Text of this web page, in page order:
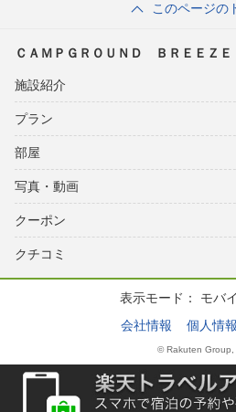
このページの
ＣＡＭＰＧＲＯＵＮＤ ＢＲＥＥＺ
施設紹介
プラン
部屋
写真・動画
クーポン
クチコミ
表示モード： モバ
会社情報
個人情
© Rakuten Group,